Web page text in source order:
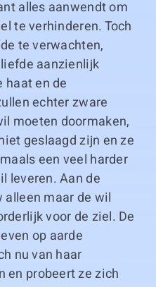
alles aanwendt om
te verhinderen. Toch
te verwachten,
aanzienlijk
haat en de
echter zware
moeten doormaken,
geslaagd zijn en ze
een veel harder
leveren. Aan de
maar de wil
voor de ziel. De
op aarde
nu van haar
en probeert ze zich